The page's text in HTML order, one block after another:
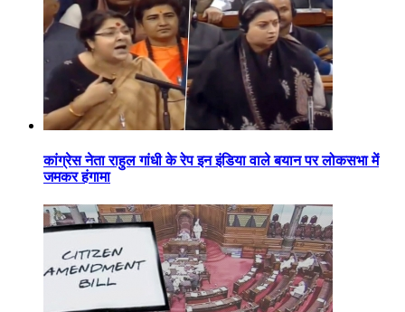
कांग्रेस नेता राहुल गांधी के रेप इन इंडिया वाले बयान पर लोकसभा में
जमकर हंगामा